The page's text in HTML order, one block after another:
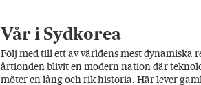
Vår i Sydkorea
Följ med till ett av världens mest dynamiska
årtionden blivit en modern nation där
möter en lång och rik historia. Här lever